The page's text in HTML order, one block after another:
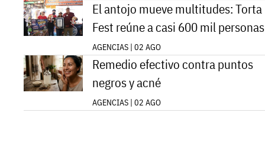
El antojo mueve multitudes: Torta
Fest reúne a casi 600 mil personas
AGENCIAS | 02 AGO
Remedio efectivo contra puntos
negros y acné
AGENCIAS | 02 AGO